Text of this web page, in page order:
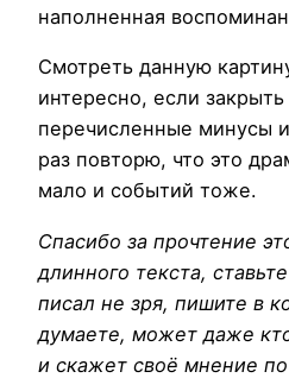
наполненная
Смотреть данную
интересно, если закрыть
перечисленные минусы
раз повторю, что это
мало и событий тоже.
Спасибо за прочтение
длинного текста,
писал не зря, пишите в
думаете, может даже
и скажет своё мнение